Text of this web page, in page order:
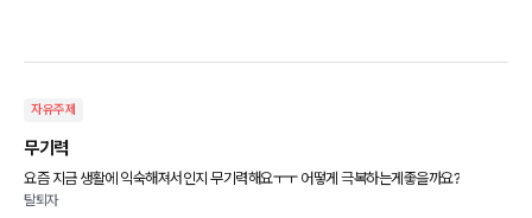
자유주제
무기력
요즘 지금 생활에 익숙해져서인지 무기력해요ㅜㅜ 어떻게 극복하는게좋을까요?
탈퇴자